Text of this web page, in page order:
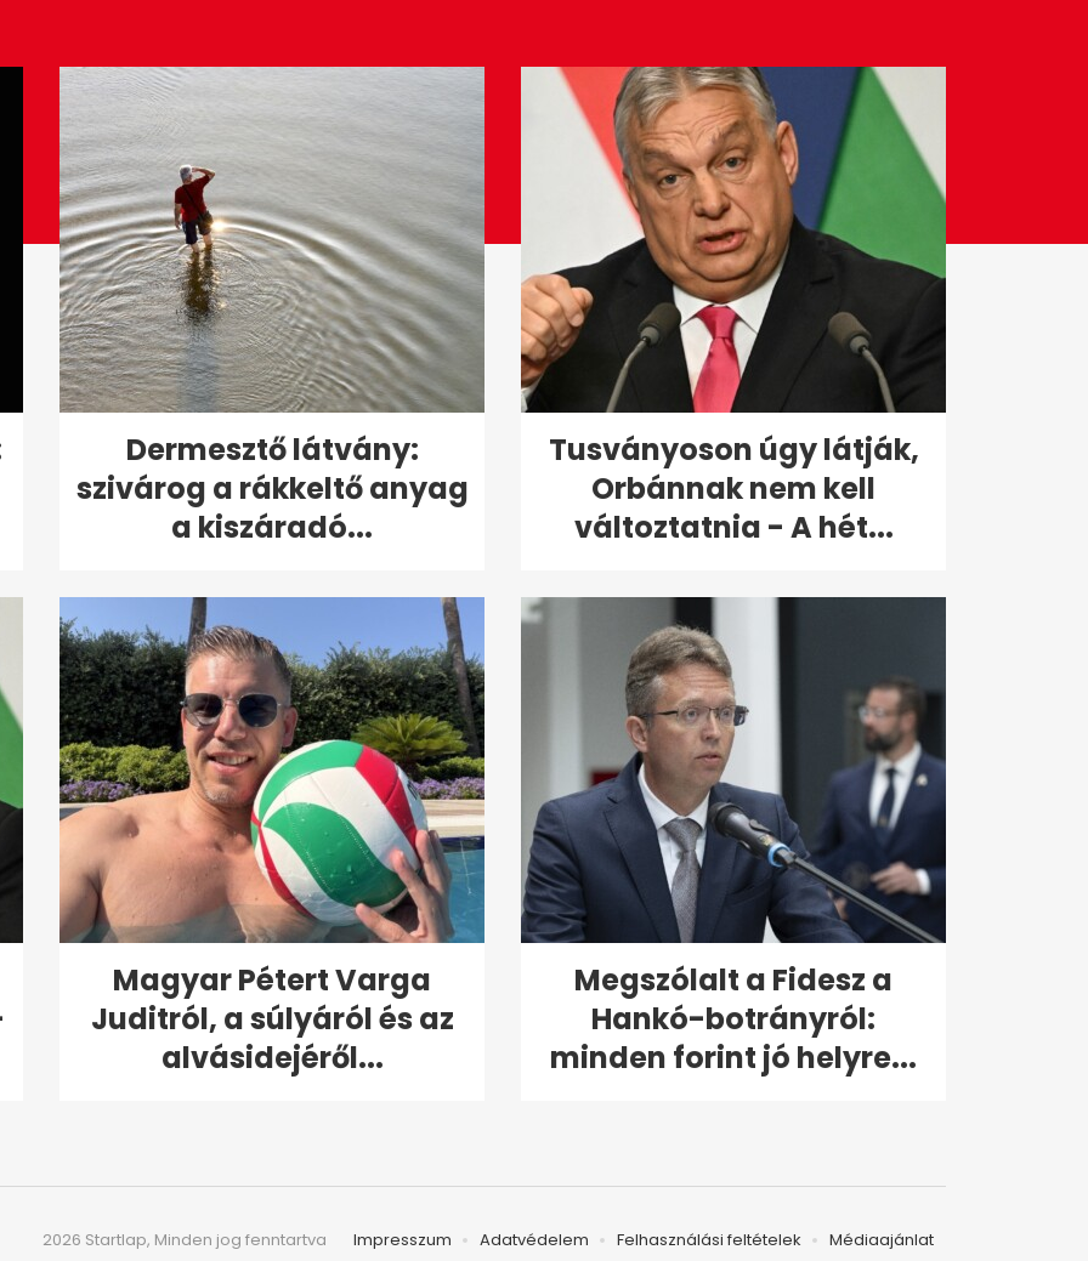
Dermesztő látvány:
szivárog a rákkeltő anyag
a kiszáradó...
Tusványoson úgy látják,
Orbánnak nem kell
változtatnia - A hét...
Magyar Pétert Varga
Juditról, a súlyáról és az
alvásidejéről...
Megszólalt a Fidesz a
Hankó-botrányról:
minden forint jó helyre...
Impresszum Adatvédelem Felhasználási feltételek Médiaajánlat
2026 Startlap, Minden jog fenntartva